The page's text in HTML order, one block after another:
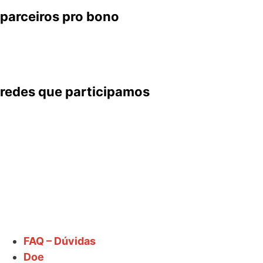
parceiros pro bono
redes que participamos
FAQ – Dúvidas
Doe